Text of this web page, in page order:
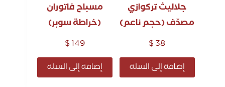
جلاليث تركوازي
مصدّف (حجم ناعم)
$38
إضافة إلى السلة
مسباح فاتوران
(خراطة سوبر)
$149
إضافة إلى السلة